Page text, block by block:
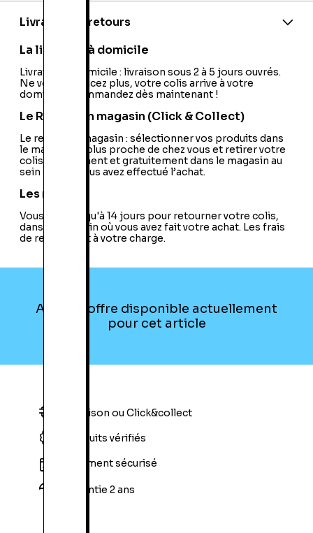
PEGI:
PEGI:18
Nom de l'éditeur:Sega
Livraison et retours
La livraison à domicile
Livraison à domicile : livraison sous 2 à 5 jours ouvrés.
Ne vous déplacez plus, votre colis arrive à votre
domicile ! Commandez dès maintenant !
Le Retrait en magasin (Click & Collect)
Le retrait en magasin : sélectionner vos produits dans
le magasin le plus proche de chez vous et retirer votre
colis directement et gratuitement dans le magasin au
sein duquel vous avez effectué l’achat.
Les retours
Vous avez jusqu'à 14 jours pour retourner votre colis,
dans le magasin où vous avez fait votre achat. Les frais
de retour sont à votre charge.
Aucune offre disponible actuellement
pour cet article
Livraison ou Click&collect
Produits vérifiés
Paiement sécurisé
Garantie 2 ans